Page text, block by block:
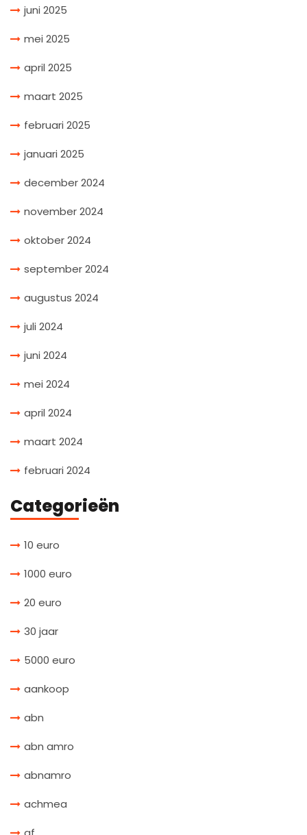
juni 2025
mei 2025
april 2025
maart 2025
februari 2025
januari 2025
december 2024
november 2024
oktober 2024
september 2024
augustus 2024
juli 2024
juni 2024
mei 2024
april 2024
maart 2024
februari 2024
Categorieën
10 euro
1000 euro
20 euro
30 jaar
5000 euro
aankoop
abn
abn amro
abnamro
achmea